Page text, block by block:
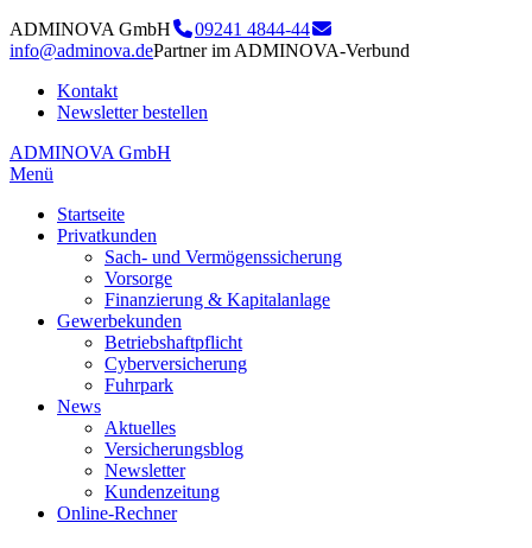
ADMINOVA GmbH
09241 4844-44
info@adminova.dePartner im ADMINOVA-Verbund
Kontakt
Newsletter bestellen
ADMINOVA GmbH
Menü
Startseite
Privatkunden
Sach- und Vermögenssicherung
Vorsorge
Finanzierung & Kapitalanlage
Gewerbekunden
Betriebshaftpflicht
Cyberversicherung
Fuhrpark
News
Aktuelles
Versicherungsblog
Newsletter
Kundenzeitung
Online-Rechner